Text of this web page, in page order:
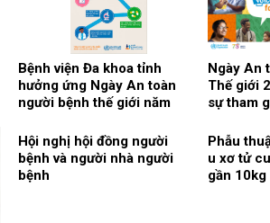
Bệnh viện Đa khoa tỉnh
hưởng ứng Ngày An toàn
người bệnh thế giới năm
Ngày An
Thế giới
sự tham
Hội nghị hội đồng người
bệnh và người nhà người
bệnh
Phẫu
u xơ tử
gần 10kg